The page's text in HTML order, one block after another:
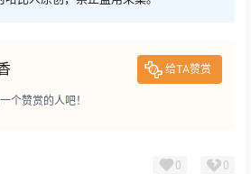
给TA赞赏
个赞赏的人吧！
0 0